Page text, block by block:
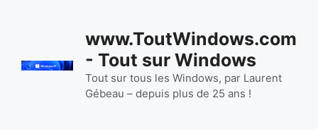
www.ToutWindows.com
- Tout sur Windows
Tout sur tous les Windows, par Laurent
Gébeau – depuis plus de 25 ans !